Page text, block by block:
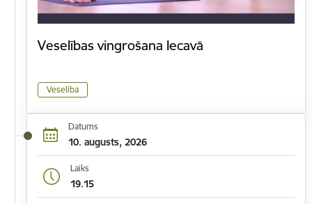
Veselības vingrošana Iecavā
Veselība
Datums
10. augusts, 2026
Laiks
19.15